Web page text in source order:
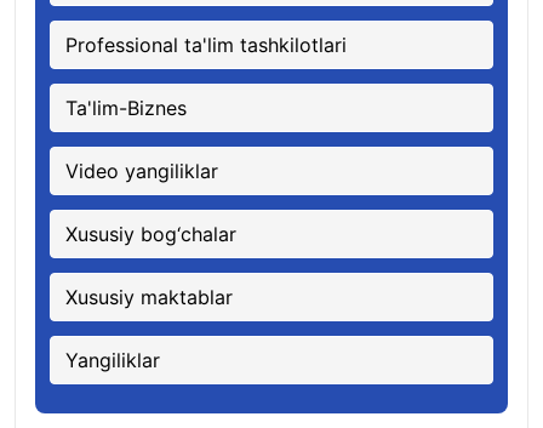
Professional ta'lim tashkilotlari
Ta'lim-Biznes
Video yangiliklar
Xususiy bog‘chalar
Xususiy maktablar
Yangiliklar